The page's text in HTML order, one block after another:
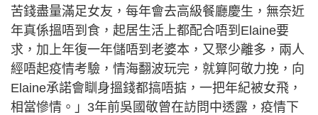
苦錢盡量滿足女友，每年會去高級餐廳慶生，無奈近
年真係搵唔到食，起居生活上都配合唔到Elaine要
求，加上年復一年儲唔到老婆本，又聚少離多，兩人
經唔起疫情考驗，情海翻波玩完，就算阿敬力挽，向
Elaine承諾會瞓身搵錢都搞唔掂，一把年紀被女飛，
相當慘情。」3年前吳國敬曾在訪問中透露，疫情下